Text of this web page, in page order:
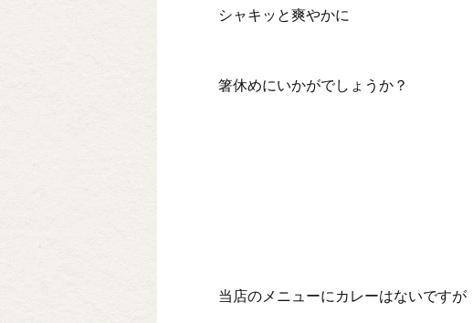
シャキッと爽やかに
箸休めにいかがでしょうか？
当店のメニューにカレーはないですが